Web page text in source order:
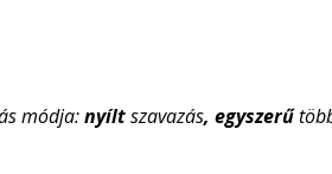
módja:nyíltszavazás, egyszerű